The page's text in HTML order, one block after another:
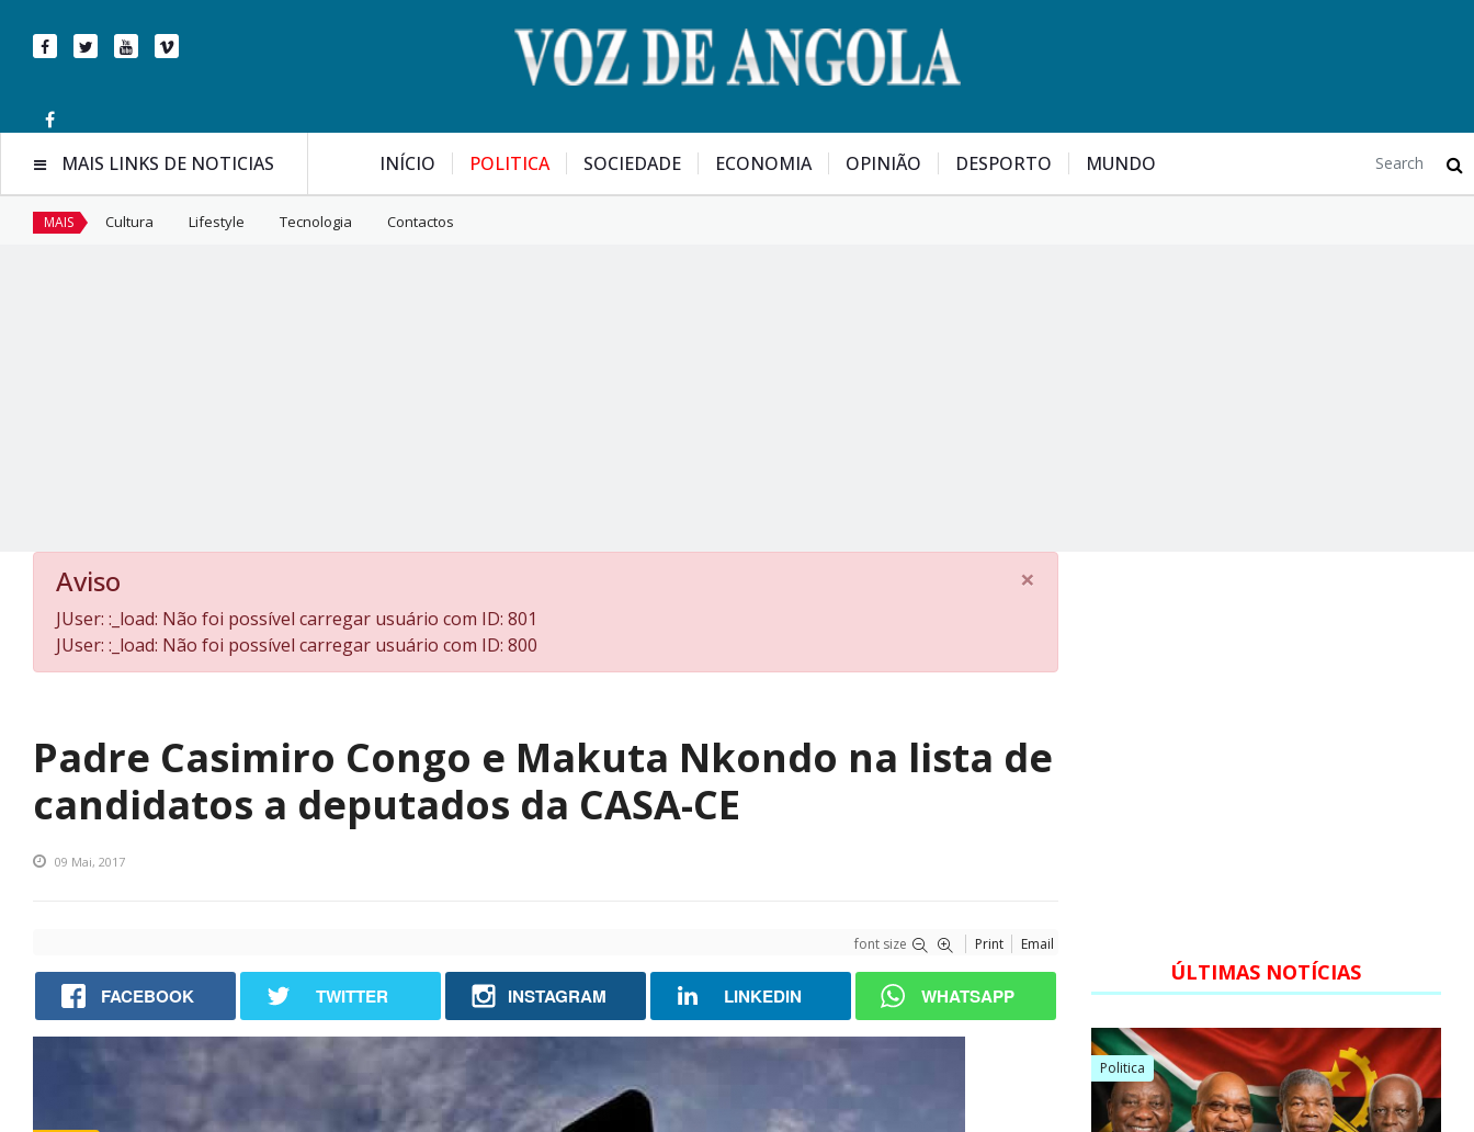
INÍCIO POLITICA SOCIEDADE ECONOMIA OPINIÃO DESPORTO MUNDO
MAIS LINKS DE NOTICIAS
MAIS Cultura Lifestyle Tecnologia Contactos
×
Aviso
JUser: :_load: Não foi possível carregar usuário com ID: 801
JUser: :_load: Não foi possível carregar usuário com ID: 800
Padre Casimiro Congo e Makuta Nkondo na lista de
candidatos a deputados da CASA-CE
09 Mai, 2017
font size Print Email
FACEBOOK TWITTER INSTAGRAM LINKEDIN WHATSAPP
ÚLTIMAS NOTÍCIAS
Politica